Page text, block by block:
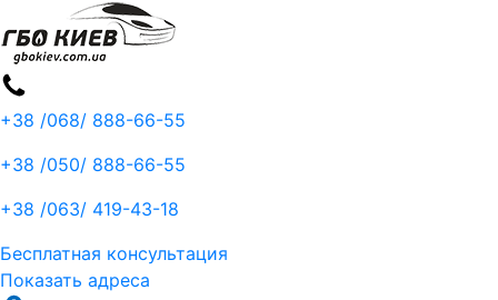
+38 /068/ 888-66-55
+38 /050/ 888-66-55
+38 /063/ 419-43-18
Бесплатная консультация
Показать адреса